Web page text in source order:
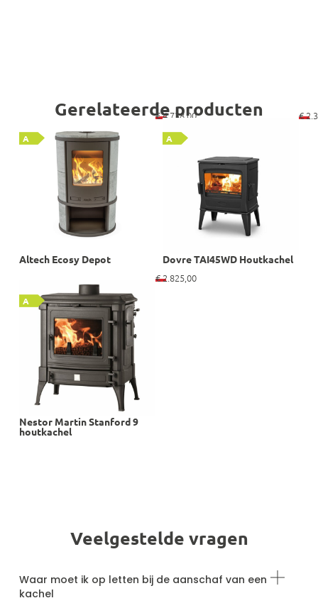
Gerelateerde producten
A
Altech Ecosy Depot
€4.738,00
A
Dovre TAI45WD Houtkachel
€
A
Nestor Martin Stanford 9
houtkachel
€2.825,00
Veelgestelde vragen
Waar moet ik op letten bij de aanschaf van een
kachel